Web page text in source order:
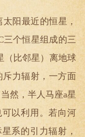
阳最近的恒星，
三个恒星组成的三
（比邻星）离地球
力辐射，一方面
然，半人马座a星
以利用。若向河
系的引力辐射，